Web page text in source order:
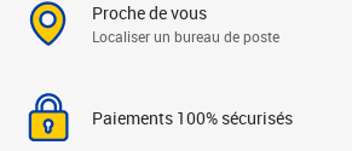
Proche de vous
Localiser un bureau de poste
Paiements 100% sécurisés